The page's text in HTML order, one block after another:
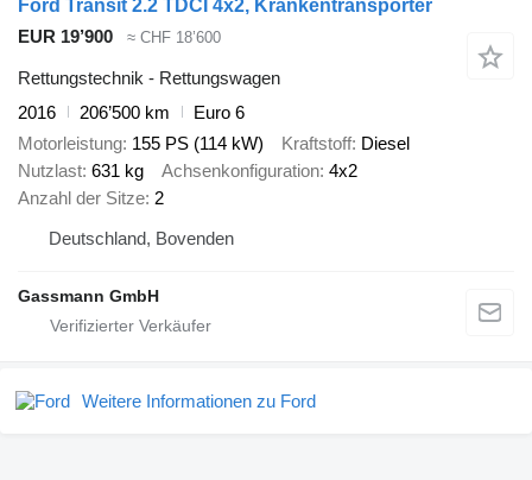
Ford Transit 2.2 TDCI 4x2, Krankentransporter
EUR 19’900
≈ CHF 18’600
Rettungstechnik - Rettungswagen
2016
206’500 km
Euro 6
Motorleistung 155 PS (114 kW) Kraftstoff Diesel
Nutzlast 631 kg Achsenkonfiguration 4x2
Anzahl der Sitze 2
Deutschland, Bovenden
Gassmann GmbH
Weitere Informationen zu Ford